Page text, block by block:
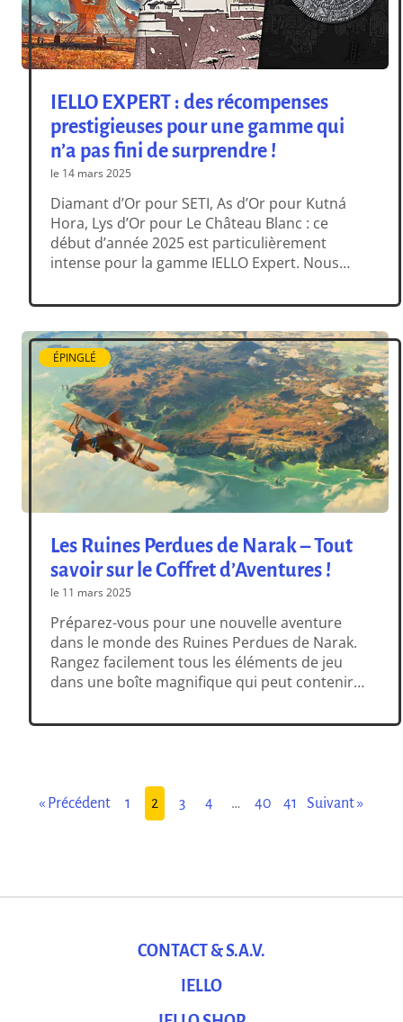
IELLO EXPERT : des récompenses
prestigieuses pour une gamme qui
n’a pas fini de surprendre !
le 14 mars 2025
Diamant d’Or pour SETI, As d’Or pour Kutná
Hora, Lys d’Or pour Le Château Blanc : ce
début d’année 2025 est particulièrement
intense pour la gamme IELLO Expert. Nous
distinctions, qui couronnent des jeux que
plaisir de voir les jeux Expert se […]
ÉPINGLÉ
Les Ruines Perdues de Narak – Tout
savoir sur le Coffret d’Aventures !
le 11 mars 2025
Préparez-vous pour une nouvelle aventure
dans le monde des Ruines Perdues de Narak.
Rangez facilement tous les éléments de jeu
dans une boîte magnifique qui peut contenir
jungles luxuriantes et les vastes plaines de
« Précédent 1 2 3 4 … 40 41 Suivant »
CONTACT & S.A.V.
IELLO